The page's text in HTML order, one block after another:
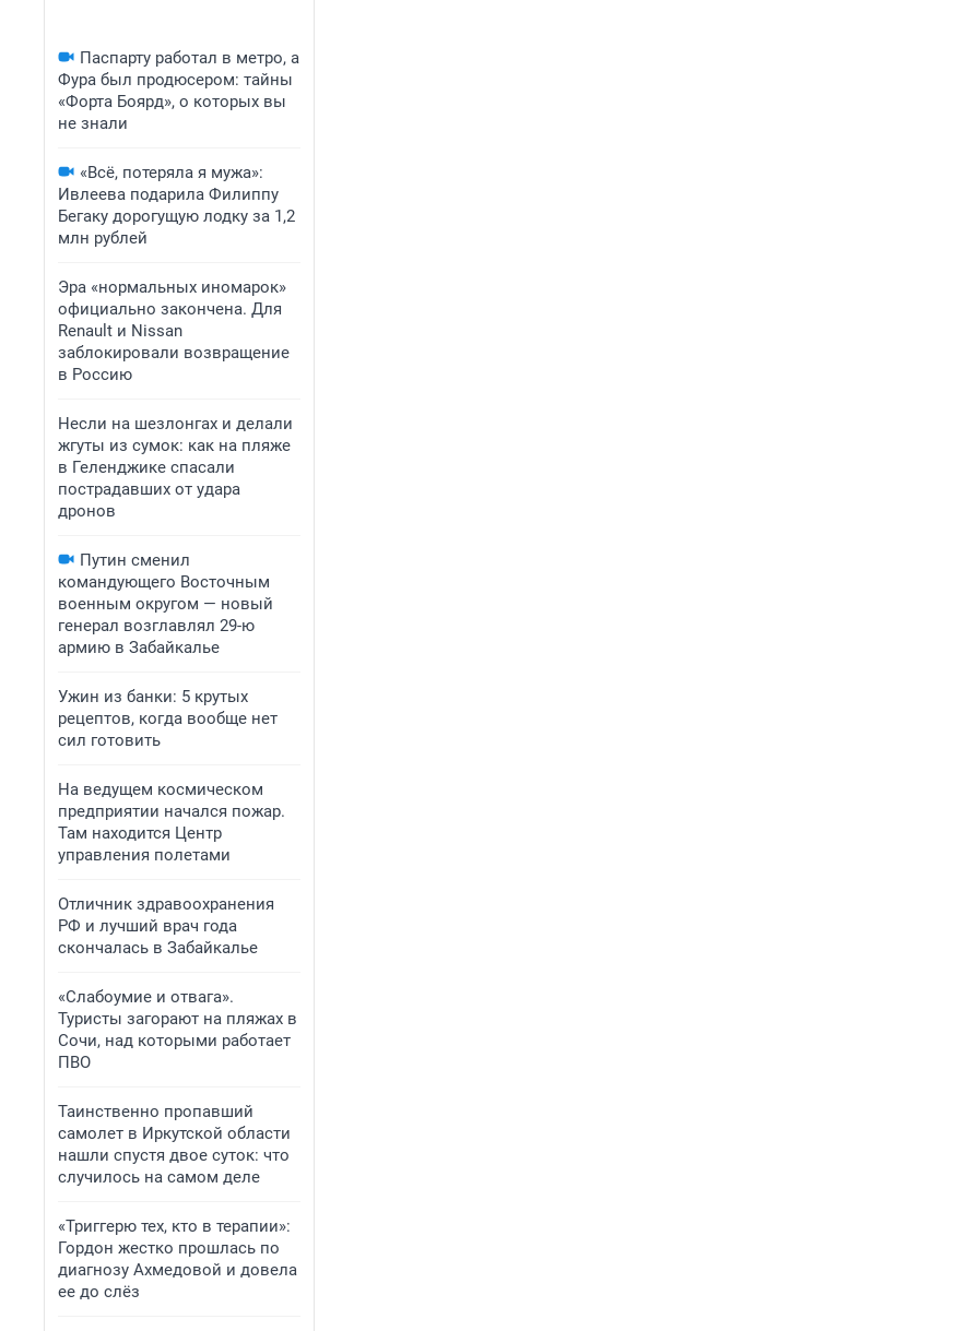
Паспарту работал в метро, а
Фура был продюсером: тайны
«Форта Боярд», о которых вы
не знали
«Всё, потеряла я мужа»:
Ивлеева подарила Филиппу
Бегаку дорогущую лодку за 1,2
млн рублей
Эра «нормальных иномарок»
официально закончена. Для
Renault и Nissan
заблокировали возвращение
в Россию
Несли на шезлонгах и делали
жгуты из сумок: как на пляже
в Геленджике спасали
пострадавших от удара
дронов
Путин сменил
командующего Восточным
военным округом — новый
генерал возглавлял 29-ю
армию в Забайкалье
Ужин из банки: 5 крутых
рецептов, когда вообще нет
сил готовить
На ведущем космическом
предприятии начался пожар.
Там находится Центр
управления полетами
Отличник здравоохранения
РФ и лучший врач года
скончалась в Забайкалье
«Слабоумие и отвага».
Туристы загорают на пляжах в
Сочи, над которыми работает
ПВО
Таинственно пропавший
самолет в Иркутской области
нашли спустя двое суток: что
случилось на самом деле
«Триггерю тех, кто в терапии»:
Гордон жестко прошлась по
диагнозу Ахмедовой и довела
ее до слёз